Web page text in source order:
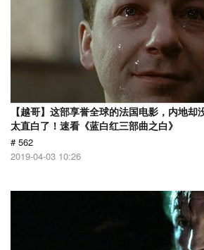
【越哥】这部享誉全球的法国电影，内地
太直白了！速看《蓝白红三部曲之白》
# 562
2019-04-03 10:26